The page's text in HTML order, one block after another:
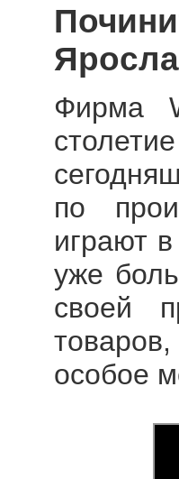
Фирма
по
играют
уже
своей
особое